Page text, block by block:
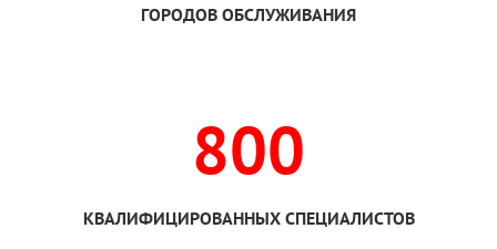
ГОРОДОВ ОБСЛУЖИВАНИЯ
800
КВАЛИФИЦИРОВАННЫХ СПЕЦИАЛИСТОВ